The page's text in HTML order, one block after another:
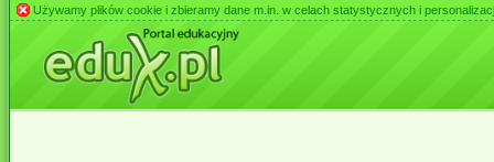
Używamy plików cookie i zbieramy dane m.in. w celach statystycznych i